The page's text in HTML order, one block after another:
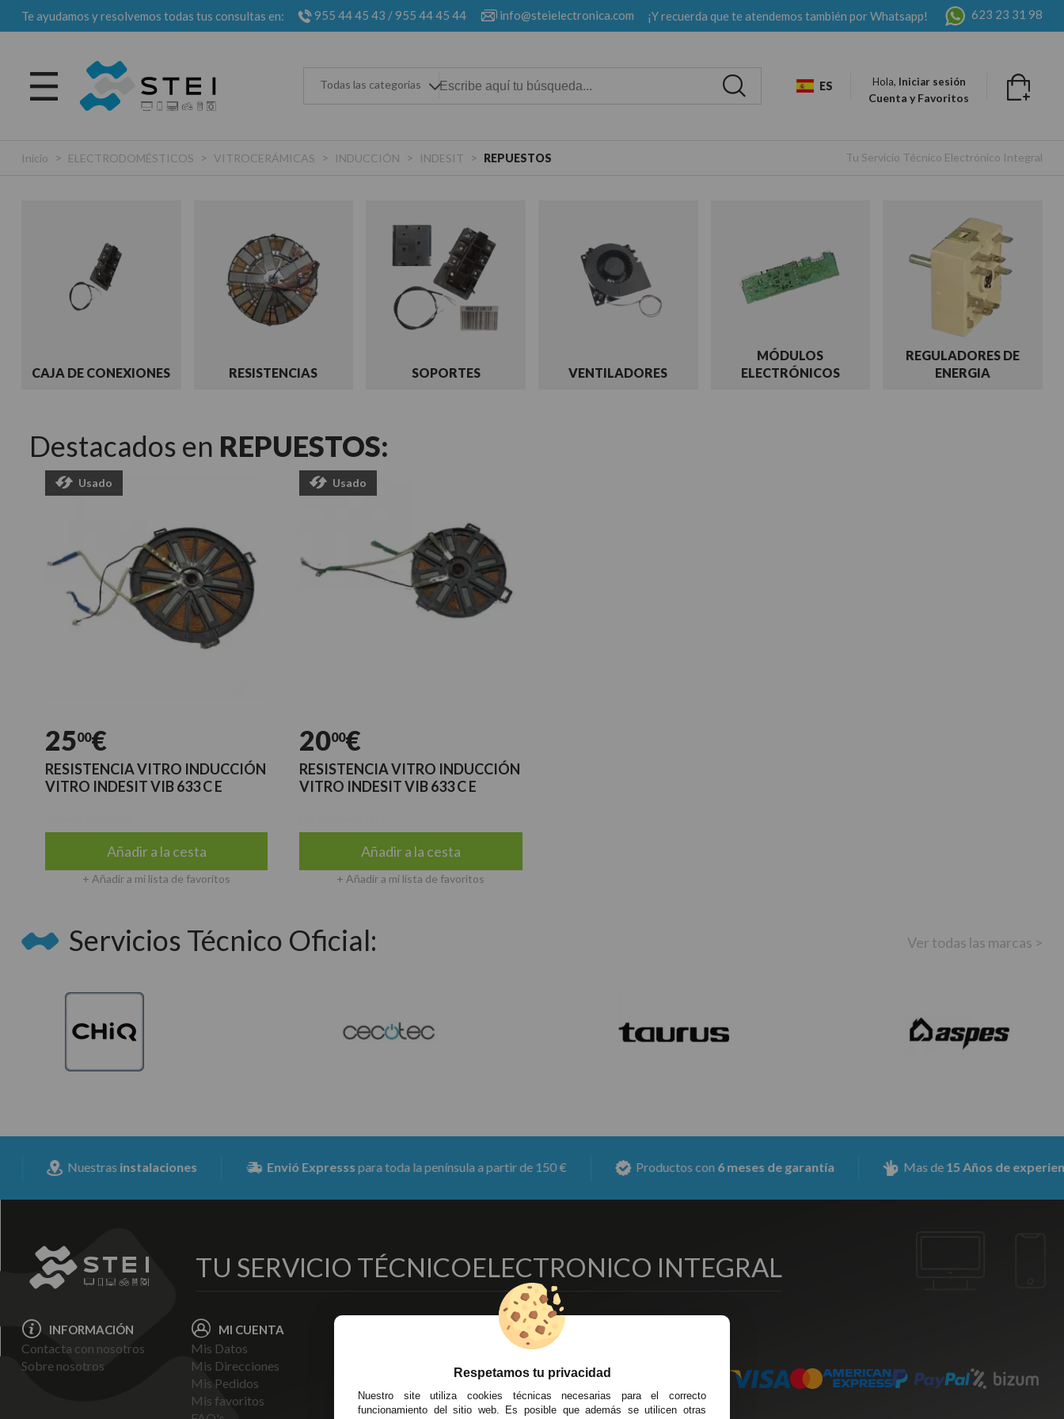
Te ayudamos y resolvemos todas tus consultas en: 955 44 45 43 /955 44 45 44 info@steielectronica.com ¡Y recuerda que te atendemos también por Whatsapp! 623 23 31 98
Todas las categorias ES Hola, Iniciar sesión
Cuenta y Favoritos
Inicio > ELECTRODOMÉSTICOS > VITROCERÁMICAS > INDUCCIÓN > INDESIT > REPUESTOS Tu Servicio Técnico Electrónico Integral
CAJA DE CONEXIONES RESISTENCIAS SOPORTES VENTILADORES
MÓDULOS
ELECTRÓNICOS
REGULADORES DE
ENERGIA
Destacados en REPUESTOS:
Usado
2500€
RESISTENCIA VITRO INDUCCIÓN
VITRO INDESIT VIB 633 C E
Añadir a la cesta
+ Añadir a mi lista de favoritos
Usado
2000€
RESISTENCIA VITRO INDUCCIÓN
VITRO INDESIT VIB 633 C E
Añadir a la cesta
+ Añadir a mi lista de favoritos
Servicios Técnico Oficial: Ver todas las marcas >
Nuestras instalaciones Envió Expressspara toda la península a partir de 150 € Productos con6 meses de garantía Mas de15 Años de experiencia
TU SERVICIO TÉCNICOELECTRONICO INTEGRAL
INFORMACIÓN
Contacta con nosotros
Sobre nosotros
MI CUENTA
Mis Datos
Mis Direcciones
Mis Pedidos
Mis favoritos
Entregas y Devoluciones
Pago Seguro
DELEGACIONES
Écija - Sevilla
Av. Plaza de Toros. Local 3
Córdoba
C/ Ingeniero Iribarren, 14
Respetamos tu privacidad
Nuestro site utiliza cookies técnicas necesarias para el correcto
funcionamiento del sitio web. Es posible que además se utilicen otras